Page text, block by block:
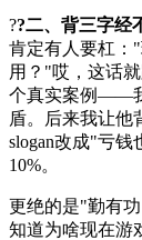
??二、背三字经
肯定有人要杠：
用？"哎，这话
个真实案例——
盾。后来我让他
slogan改成"亏
10%。
更绝的是"勤有
知道为啥现在游